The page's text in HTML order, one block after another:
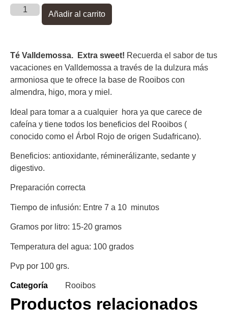
Añadir al carrito
Té Valldemossa. Extra sweet! Recuerda el sabor de tus
vacaciones en Valldemossa a través de la dulzura más
armoniosa que te ofrece la base de Rooibos con
almendra, higo, mora y miel.
Ideal para tomar a a cualquier hora ya que carece de
cafeína y tiene todos los beneficios del Rooibos (
conocido como el Árbol Rojo de origen Sudafricano).
Beneficios: antioxidante, réminerálizante, sedante y
digestivo.
Preparación correcta
Tiempo de infusión: Entre 7 a 10 minutos
Gramos por litro: 15-20 gramos
Temperatura del agua: 100 grados
Pvp por 100 grs.
Categoría Rooibos
Productos relacionados